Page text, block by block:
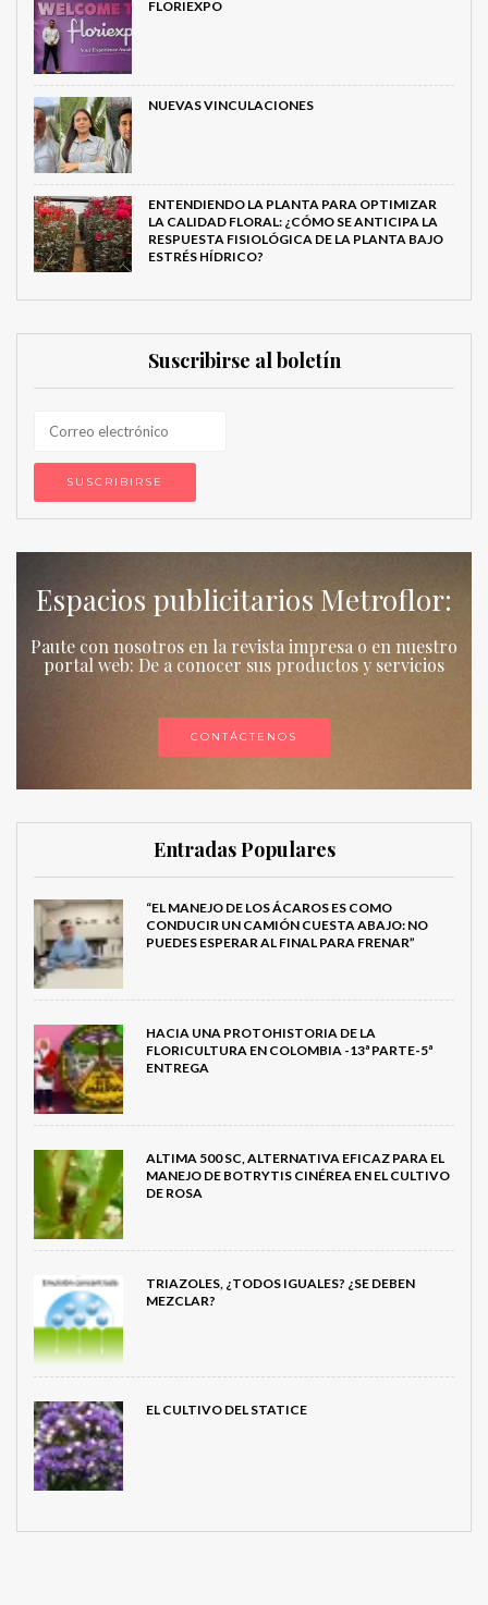
FLORIEXPO
NUEVAS VINCULACIONES
ENTENDIENDO LA PLANTA PARA OPTIMIZAR
LA CALIDAD FLORAL: ¿CÓMO SE ANTICIPA LA
RESPUESTA FISIOLÓGICA DE LA PLANTA BAJO
ESTRÉS HÍDRICO?
Suscribirse al boletín
Espacios publicitarios Metroflor:
Paute con nosotros en la revista impresa o en nuestro
portal web: De a conocer sus productos y servicios
CONTÁCTENOS
Entradas Populares
“EL MANEJO DE LOS ÁCAROS ES COMO
CONDUCIR UN CAMIÓN CUESTA ABAJO: NO
PUEDES ESPERAR AL FINAL PARA FRENAR”
HACIA UNA PROTOHISTORIA DE LA
FLORICULTURA EN COLOMBIA -13ª PARTE-5ª
ENTREGA
ALTIMA 500 SC, ALTERNATIVA EFICAZ PARA EL
MANEJO DE BOTRYTIS CINÉREA EN EL CULTIVO
DE ROSA
TRIAZOLES, ¿TODOS IGUALES? ¿SE DEBEN
MEZCLAR?
EL CULTIVO DEL STATICE